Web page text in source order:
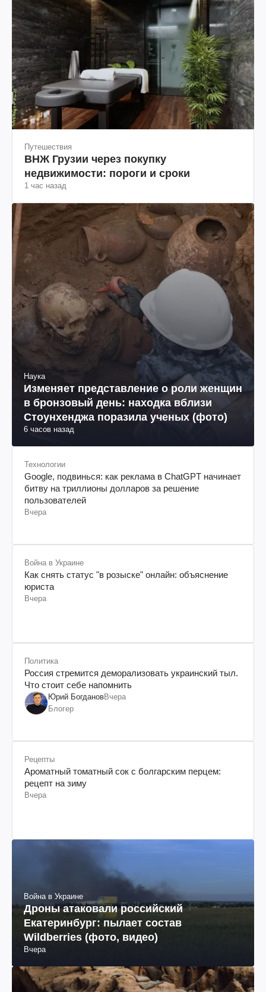
Путешествия
ВНЖ Грузии через покупку
недвижимости: пороги и сроки
1 час назад
Наука
Изменяет представление о роли женщин
в бронзовый день: находка вблизи
Стоунхенджа поразила ученых (фото)
6 часов назад
Технологии
Google, подвинься: как реклама в ChatGPT начинает
битву на триллионы долларов за решение
пользователей
Вчера
Война в Украине
Как снять статус "в розыске" онлайн: объяснение
юриста
Вчера
Политика
Россия стремится деморализовать украинский тыл.
Что стоит себе напомнить
Юрий БогдановВчера
Блогер
Рецепты
Ароматный томатный сок с болгарским перцем:
рецепт на зиму
Вчера
Война в Украине
Дроны атаковали российский
Екатеринбург: пылает состав
Wildberries (фото, видео)
Вчера